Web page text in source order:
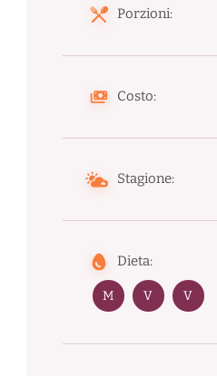
Porzioni:
Costo:
Stagione:
Dieta:
M V V